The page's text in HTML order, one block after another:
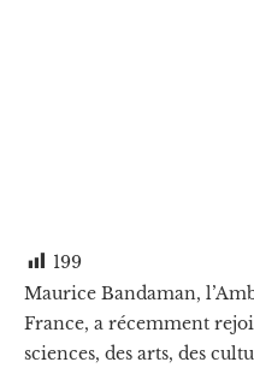
199
Maurice Bandaman,
France, a récemment
sciences, des arts, des